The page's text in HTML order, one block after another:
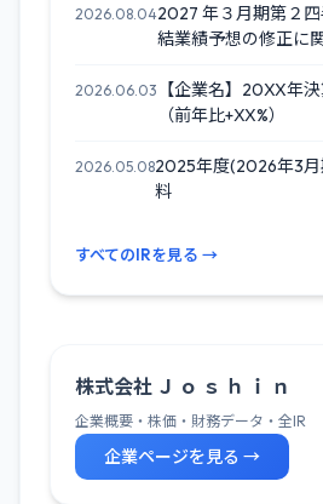
2026.08.042027 年３月期第２
結業績予想の修正に
2026.06.03
【企業名】20XX年
（前年比+XX%）
2026.05.082025年度(2026年3
料
すべてのIRを見る →
株式会社 Ｊ ｏ ｓ ｈ ｉ ｎ
企業概要・株価・財務データ・全IR
企業ページを見る →